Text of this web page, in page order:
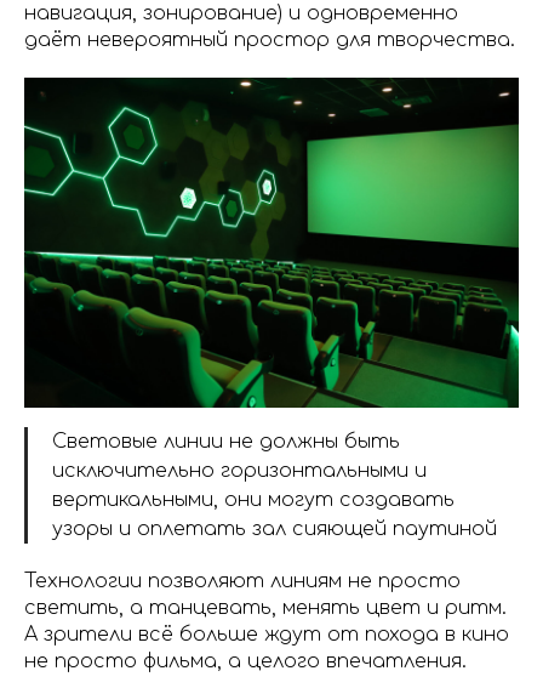
навигация, зонирование) и одновременно
даёт невероятный простор для творчества.
Световые линии не должны быть
исключительно горизонтальными и
вертикальными, они могут создавать
узоры и оплетать зал сияющей паутиной
Технологии позволяют линиям не просто
светить, а танцевать, менять цвет и ритм.
А зрители всё больше ждут от похода в кино
не просто фильма, а целого впечатления.